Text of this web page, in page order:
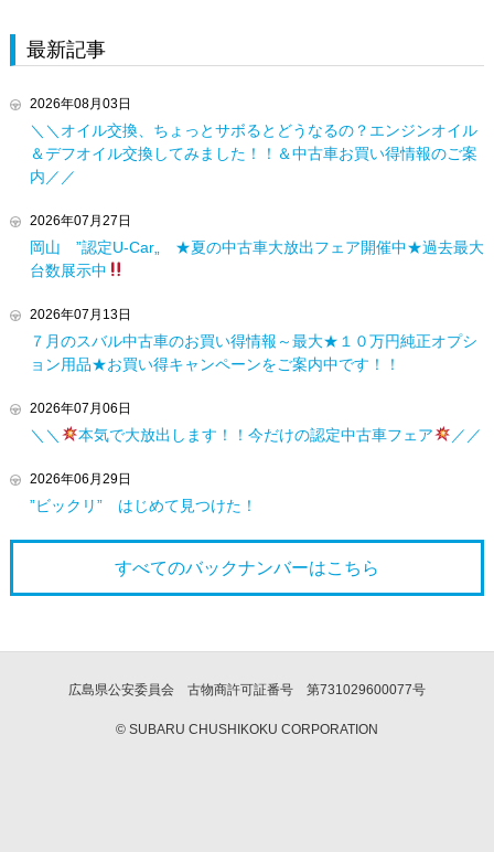
最新記事
2026年08月03日
＼＼オイル交換、ちょっとサボるとどうなるの？エンジンオイル
＆デフオイル交換してみました！！＆中古車お買い得情報のご案
内／／
2026年07月27日
岡山 ”認定U-Car„ ★夏の中古車大放出フェア開催中★過去最大
台数展示中
2026年07月13日
７月のスバル中古車のお買い得情報～最大★１０万円純正オプシ
ョン用品★お買い得キャンペーンをご案内中です！！
2026年07月06日
＼＼ 本気で大放出します！！今だけの認定中古車フェア ／／
2026年06月29日
”ビックリ” はじめて見つけた！
すべてのバックナンバーはこちら
広島県公安委員会 古物商許可証番号 第731029600077号
© SUBARU CHUSHIKOKU CORPORATION